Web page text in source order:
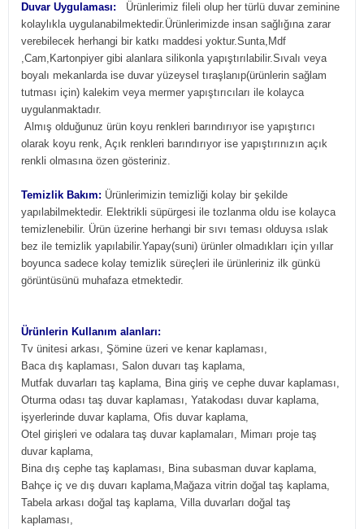
Duvar Uygulaması:
Ürünlerimiz fileli olup her türlü duvar zeminine
kolaylıkla uygulanabilmektedir.Ürünlerimizde insan sağlığına zarar
verebilecek herhangi bir katkı maddesi yoktur.Sunta,Mdf
,Cam,Kartonpiyer gibi alanlara silikonla yapıştırılabilir.Sıvalı veya
boyalı mekanlarda ise duvar yüzeysel tıraşlanıp(ürünlerin sağlam
tutması için) kalekim veya mermer yapıştırıcıları ile kolayca
uygulanmaktadır.
Almış olduğunuz ürün koyu renkleri barındırıyor ise yapıştırıcı
olarak koyu renk, Açık renkleri barındırıyor ise yapıştırınızın açık
renkli olmasına özen gösteriniz.
Temizlik Bakım: Ürünlerimizin temizliği kolay bir şekilde
yapılabilmektedir. Elektrikli süpürgesi ile tozlanma oldu ise kolayca
temizlenebilir. Ürün üzerine herhangi bir sıvı teması olduysa ıslak
bez ile temizlik yapılabilir.Yapay(suni) ürünler olmadıkları için yıllar
boyunca sadece kolay temizlik süreçleri ile ürünleriniz ilk günkü
görüntüsünü muhafaza etmektedir.
Ürünlerin Kullanım alanları:
Tv ünitesi arkası, Şömine üzeri ve kenar kaplaması,
Baca dış kaplaması, Salon duvarı taş kaplama,
Mutfak duvarları taş kaplama, Bina giriş ve cephe duvar kaplaması,
Oturma odası taş duvar kaplaması, Yatakodası duvar kaplama,
işyerlerinde duvar kaplama, Ofis duvar kaplama,
Otel girişleri ve odalara taş duvar kaplamaları, Mimarı proje taş
duvar kaplama,
Bina dış cephe taş kaplaması, Bina subasman duvar kaplama,
Bahçe iç ve dış duvarı kaplama,Mağaza vitrin doğal taş kaplama,
Tabela arkası doğal taş kaplama, Villa duvarları doğal taş
kaplaması,